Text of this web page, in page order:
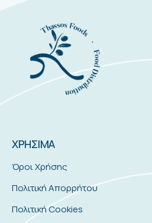
ΧΡΗΣΙΜΑ
Όροι Χρήσης
Πολιτική Απορρήτου
Πολιτική Cookies